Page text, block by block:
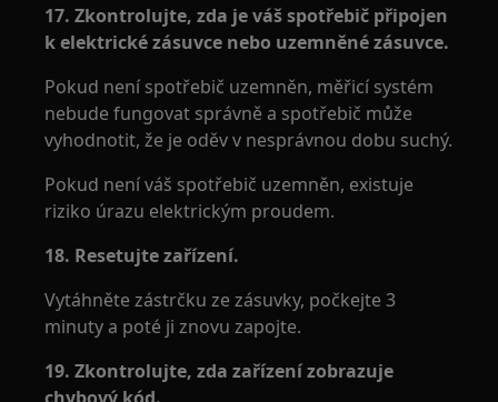
17. Zkontrolujte, zda je váš spotřebič připojen
k elektrické zásuvce nebo uzemněné zásuvce.
Pokud není spotřebič uzemněn, měřicí systém
nebude fungovat správně a spotřebič může
vyhodnotit, že je oděv v nesprávnou dobu suchý.
Pokud není váš spotřebič uzemněn, existuje
riziko úrazu elektrickým proudem.
18. Resetujte zařízení.
Vytáhněte zástrčku ze zásuvky, počkejte 3
minuty a poté ji znovu zapojte.
19. Zkontrolujte, zda zařízení zobrazuje